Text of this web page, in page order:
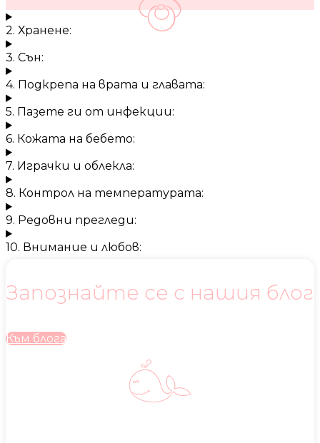
2. Хранене:
3. Сън:
4. Подкрепа на врата и главата:
5. Пазете ги от инфекции:
6. Кожата на бебето:
7. Играчки и облекла:
8. Контрол на температурата:
9. Редовни прегледи:
10. Внимание и любов:
Запознайте се с нашия блог
Към блога